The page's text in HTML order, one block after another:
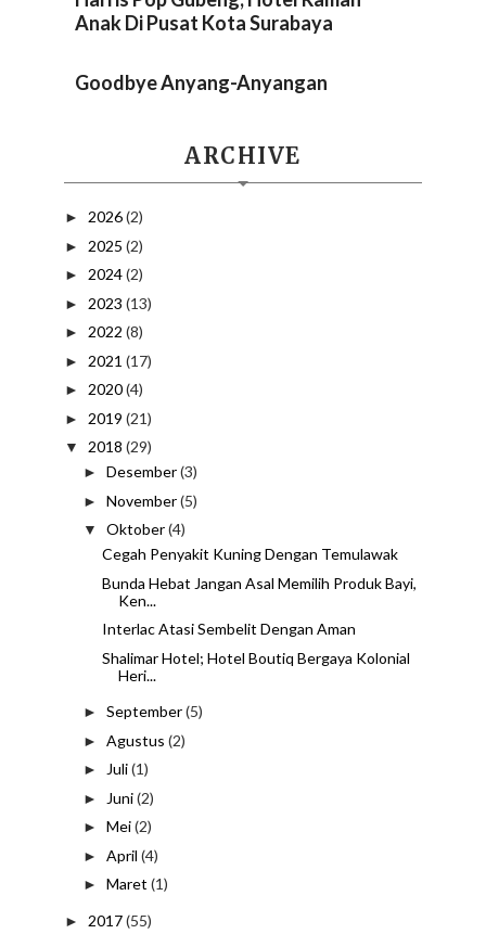
Anak Di Pusat Kota Surabaya
Goodbye Anyang-Anyangan
ARCHIVE
► 2026(2)
► 2025 (2)
► 2024(2)
► 2023 (13)
► 2022 (8)
► 2021 (17)
► 2020(4)
► 2019 (21)
▼ 2018 (29)
► Desember(3)
► November(5)
▼ Oktober(4)
Cegah Penyakit Kuning Dengan Temulawak
Bunda Hebat Jangan Asal Memilih Produk Bayi,
Ken...
Interlac Atasi Sembelit Dengan Aman
Shalimar Hotel; Hotel Boutiq Bergaya Kolonial
Heri...
► September(5)
► Agustus (2)
► Juli(1)
► Juni(2)
► Mei(2)
► April (4)
► Maret (1)
► 2017(55)